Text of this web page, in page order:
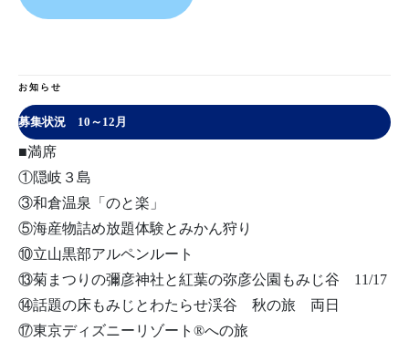
お知らせ
募集状況 10～12月
■満席
①隠岐３島
③和倉温泉「のと楽」
⑤海産物詰め放題体験とみかん狩り
⑩立山黒部アルペンルート
⑬菊まつりの彌彦神社と紅葉の弥彦公園もみじ谷 11/17
⑭話題の床もみじとわたらせ渓谷 秋の旅 両日
⑰東京ディズニーリゾート®への旅